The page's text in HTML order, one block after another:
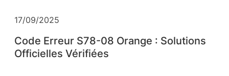
17/09/2025
Code Erreur S78-08 Orange : Solutions
Officielles Vérifiées